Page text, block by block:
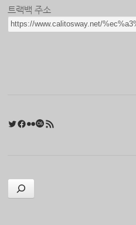
트랙백 주소
Twitter
Facebook
FlickrLast.fm
검색